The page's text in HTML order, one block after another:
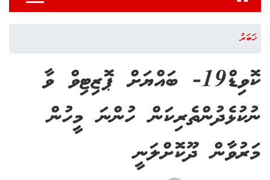
ޚަބަރު
ކޮވިޑް19- ބައްޔަށް ޕޮޒިޓިވް ވާ
ނުކުޅެދުންތެރިކަން ހުންނަ މީހުން
މަރުވާން ދޫކޮށްލަނީ